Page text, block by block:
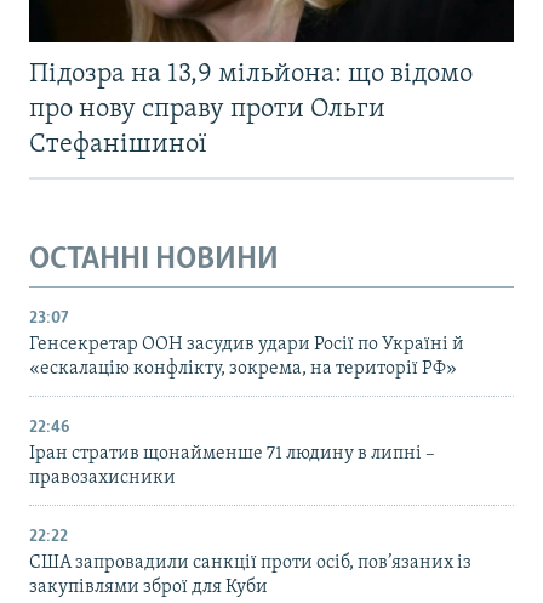
Підозра на 13,9 мільйона: що відомо
про нову справу проти Ольги
Стефанішиної
ОСТАННІ НОВИНИ
23:07
Генсекретар ООН засудив удари Росії по Україні й
«ескалацію конфлікту, зокрема, на території РФ»
22:46
Іран стратив щонайменше 71 людину в липні –
правозахисники
22:22
США запровадили санкції проти осіб, пов’язаних із
закупівлями зброї для Куби